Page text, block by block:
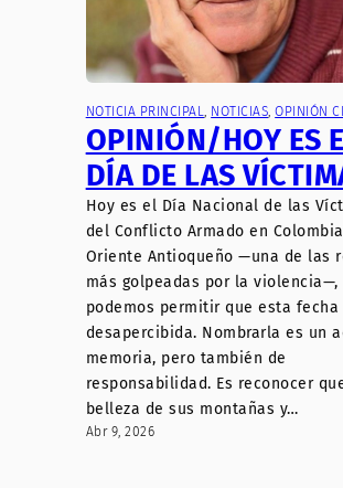
NOTICIA PRINCIPAL, NOTICIAS, OPINIÓN
OPINIÓN/HOY ES
DÍA DE LAS
Hoy es el Día Nacional de las
del Conflicto Armado en
Oriente Antioqueño —una de las
más golpeadas por la violencia—,
podemos permitir que esta fecha
desapercibida. Nombrarla es un
memoria, pero también de
responsabilidad. Es reconocer
belleza de sus montañas y…
Abr 9, 2026